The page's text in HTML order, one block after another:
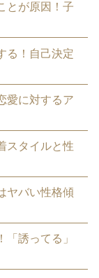
とが原因！子
る！自己決定
愛に対するア
スタイルと性
ヤバい性格傾
誘ってる」